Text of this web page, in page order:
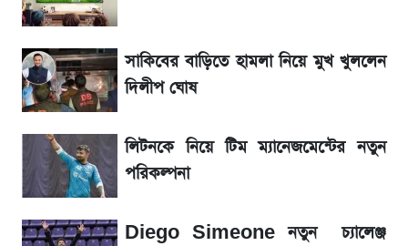
নিয়ম
La Liga 2026-2027: সর্বশেষ পয়েন্ট টেবিল ও
খবর
একদিনের ব্যবধানে আজকের সোনার দাম
ড. ইউনূস বনাম তারেক রহমান—তুলনায় যা বললেন
কাদের সিদ্দিকী
সাকিবের বাড়িতে হামলা নিয়ে মুখ খুললেন
দিলীপ ঘোষ
লিটনকে নিয়ে টিম ম্যানেজমেন্টের নতুন
পরিকল্পনা
Diego Simeone নতুন চ্যালেঞ্জ